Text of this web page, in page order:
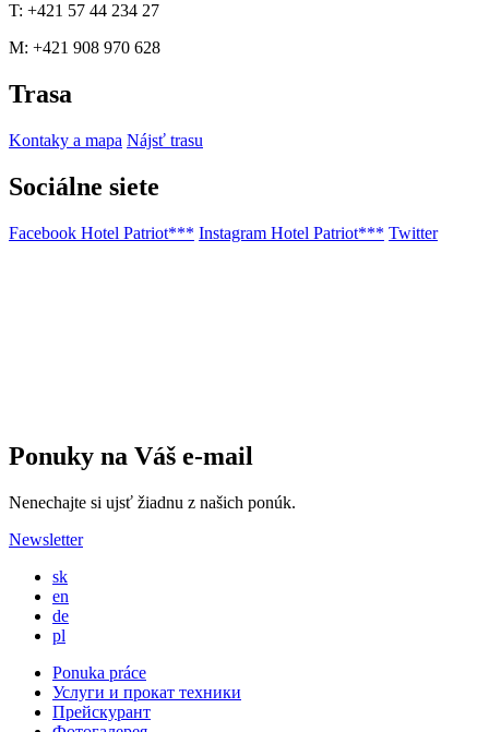
T: +421 57 44 234 27
M: +421 908 970 628
Trasa
Kontaky a mapa Nájsť trasu
Sociálne siete
Facebook Hotel Patriot*** Instagram Hotel Patriot*** Twitter
Ponuky na Váš e-mail
Nenechajte si ujsť žiadnu z našich ponúk.
Newsletter
sk
en
de
pl
Ponuka práce
Услуги и прокат техники
Прейскурант